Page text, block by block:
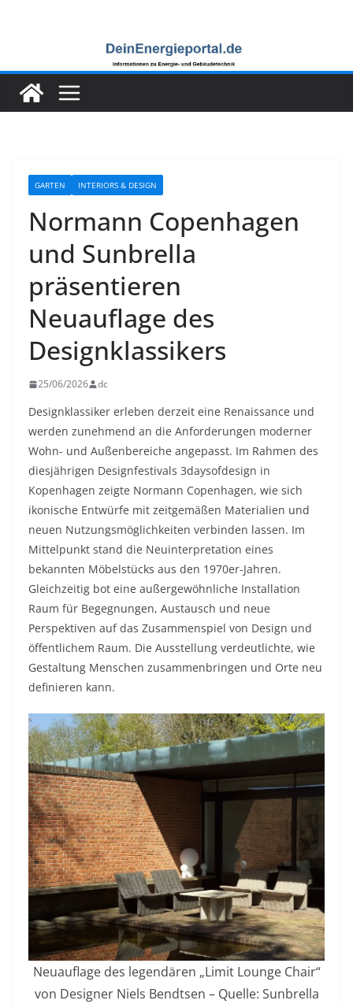
GARTEN INTERIORS & DESIGN
Normann Copenhagen
und Sunbrella
präsentieren
Neuauflage des
Designklassikers
25/06/2026 dc
Designklassiker erleben derzeit eine Renaissance und
werden zunehmend an die Anforderungen moderner
Wohn- und Außenbereiche angepasst. Im Rahmen des
diesjährigen Designfestivals 3daysofdesign in
Kopenhagen zeigte Normann Copenhagen, wie sich
ikonische Entwürfe mit zeitgemäßen Materialien und
neuen Nutzungsmöglichkeiten verbinden lassen. Im
Mittelpunkt stand die Neuinterpretation eines
bekannten Möbelstücks aus den 1970er-Jahren.
Gleichzeitig bot eine außergewöhnliche Installation
Raum für Begegnungen, Austausch und neue
Perspektiven auf das Zusammenspiel von Design und
öffentlichem Raum. Die Ausstellung verdeutlichte, wie
Gestaltung Menschen zusammenbringen und Orte neu
definieren kann.
Neuauflage des legendären „Limit Lounge Chair“
von Designer Niels Bendtsen – Quelle: Sunbrella